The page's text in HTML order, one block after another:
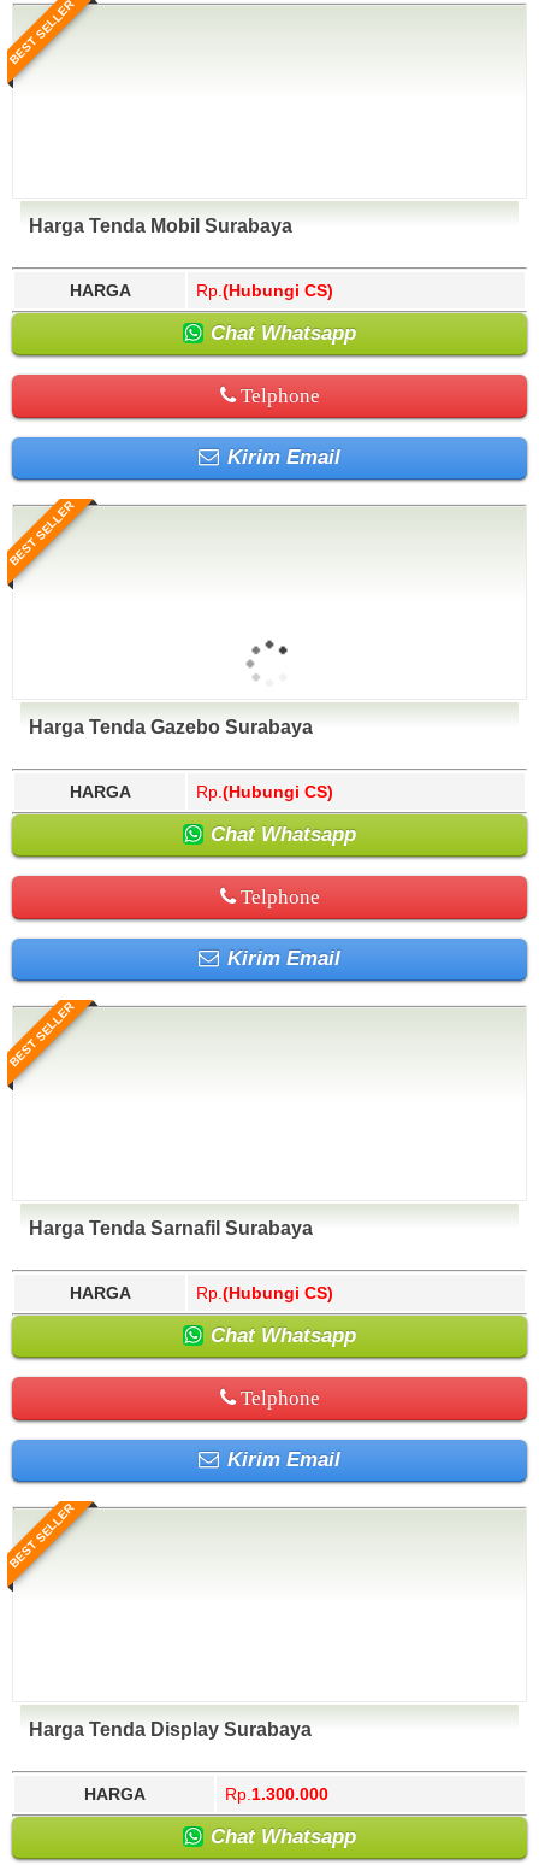
BEST SELLER
Harga Tenda Mobil Surabaya
HARGA Rp. (Hubungi CS)
Chat Whatsapp
Telphone
Kirim Email
BEST SELLER
Harga Tenda Gazebo Surabaya
HARGA Rp. (Hubungi CS)
Chat Whatsapp
Telphone
Kirim Email
BEST SELLER
Harga Tenda Sarnafil Surabaya
HARGA Rp. (Hubungi CS)
Chat Whatsapp
Telphone
Kirim Email
BEST SELLER
Harga Tenda Display Surabaya
HARGA Rp. 1.300.000
Chat Whatsapp